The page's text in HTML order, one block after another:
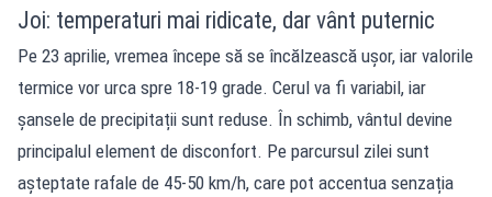
Joi: temperaturi mai ridicate, dar vânt puternic
Pe 23 aprilie, vremea începe să se încălzească ușor, iar valorile
termice vor urca spre 18-19 grade. Cerul va fi variabil, iar
șansele de precipitații sunt reduse. În schimb, vântul devine
principalul element de disconfort. Pe parcursul zilei sunt
așteptate rafale de 45-50 km/h, care pot accentua senzația